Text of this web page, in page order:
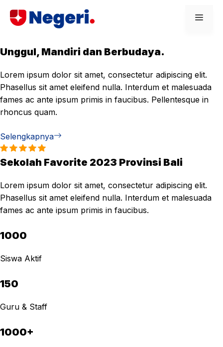
Unggul, Mandiri dan Berbudaya.
Lorem ipsum dolor sit amet, consectetur adipiscing elit.
Phasellus sit amet eleifend nulla. Interdum et malesuada
fames ac ante ipsum primis in faucibus. Pellentesque in
rhoncus quam.
Selengkapnya
Sekolah Favorite 2023 Provinsi Bali
Lorem ipsum dolor sit amet, consectetur adipiscing elit.
Phasellus sit amet eleifend nulla. Interdum et malesuada
fames ac ante ipsum primis in faucibus.
1000
Siswa Aktif
150
Guru & Staff
1000+